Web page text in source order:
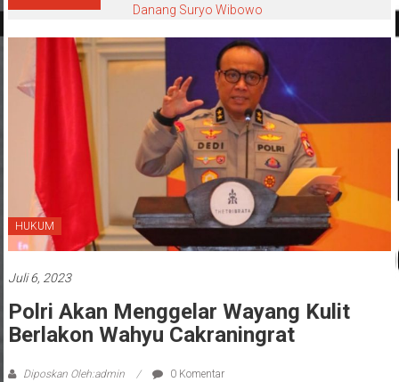
Danang Suryo Wibowo
HUKUM
Juli 6, 2023
Polri Akan Menggelar Wayang Kulit
Berlakon Wahyu Cakraningrat
Diposkan Oleh:admin 0 Komentar